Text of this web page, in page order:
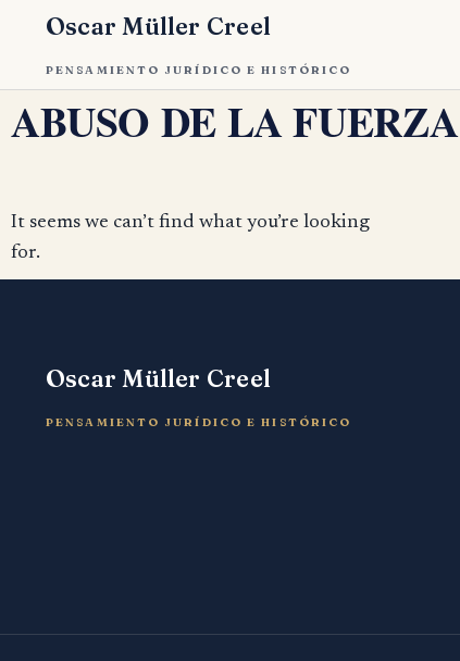
Oscar Müller Creel
PENSAMIENTO JURÍDICO E HISTÓRICO
ABUSO DE LA FUERZA
It seems we can’t find what you’re looking
for.
Oscar Müller Creel
PENSAMIENTO JURÍDICO E HISTÓRICO